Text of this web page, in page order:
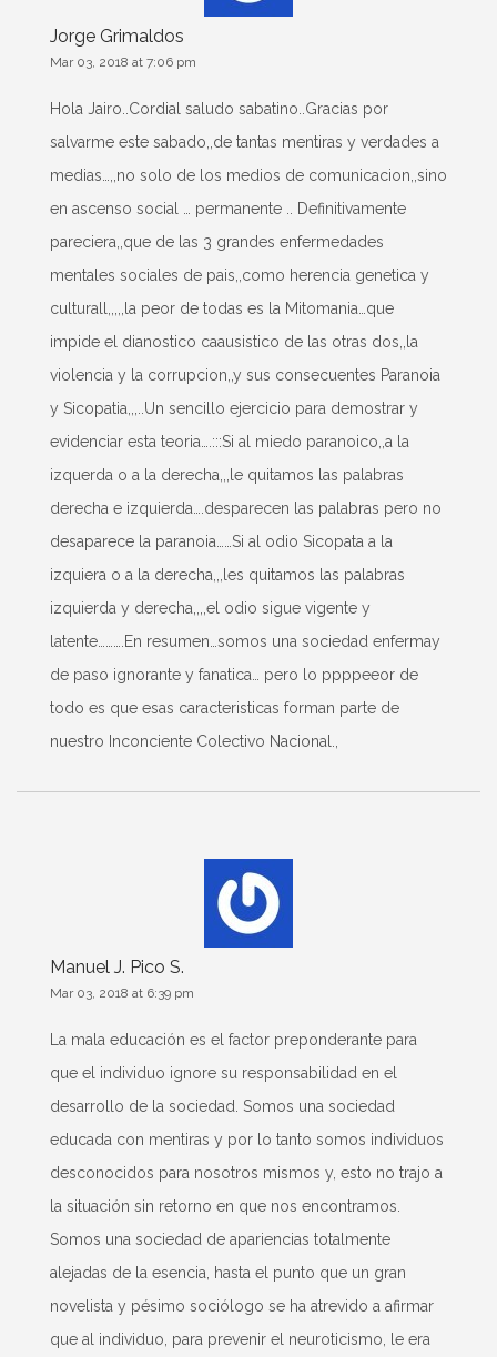
Jorge Grimaldos
Mar 03, 2018 at 7:06 pm
Hola Jairo..Cordial saludo sabatino..Gracias por
salvarme este sabado,,de tantas mentiras y verdades a
medias…,,no solo de los medios de comunicacion,,sino
en ascenso social … permanente .. Definitivamente
pareciera,,que de las 3 grandes enfermedades
mentales sociales de pais,,como herencia genetica y
culturall,,,,,la peor de todas es la Mitomania…que
impide el dianostico caausistico de las otras dos,,la
violencia y la corrupcion,,y sus consecuentes Paranoia
y Sicopatia,,,..Un sencillo ejercicio para demostrar y
evidenciar esta teoria….:::Si al miedo paranoico,,a la
izquerda o a la derecha,,,le quitamos las palabras
derecha e izquierda….desparecen las palabras pero no
desaparece la paranoia……Si al odio Sicopata a la
izquiera o a la derecha,,,les quitamos las palabras
izquierda y derecha,,,,el odio sigue vigente y
latente……….En resumen…somos una sociedad enfermay
de paso ignorante y fanatica… pero lo ppppeeor de
todo es que esas caracteristicas forman parte de
nuestro Inconciente Colectivo Nacional.,
Manuel J. Pico S.
Mar 03, 2018 at 6:39 pm
La mala educación es el factor preponderante para
que el individuo ignore su responsabilidad en el
desarrollo de la sociedad. Somos una sociedad
educada con mentiras y por lo tanto somos individuos
desconocidos para nosotros mismos y, esto no trajo a
la situación sin retorno en que nos encontramos.
Somos una sociedad de apariencias totalmente
alejadas de la esencia, hasta el punto que un gran
novelista y pésimo sociólogo se ha atrevido a afirmar
que al individuo, para prevenir el neuroticismo, le era